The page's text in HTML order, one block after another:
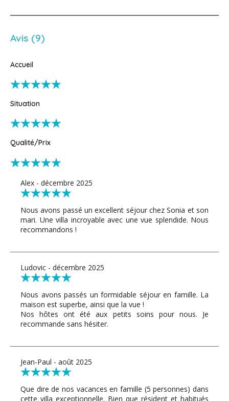
Avis (9)
Accueil
Situation
Qualité/Prix
Alex - décembre 2025
Nous avons passé un excellent séjour chez Sonia et son
mari. Une villa incroyable avec une vue splendide. Nous
recommandons !
Ludovic - décembre 2025
Nous avons passés un formidable séjour en famille. La
maison est superbe, ainsi que la vue !
Nos hôtes ont été aux petits soins pour nous. Je
recommande sans hésiter.
Jean-Paul - août 2025
Que dire de nos vacances en famille (5 personnes) dans
cette villa exceptionnelle. Bien que résident et habitués